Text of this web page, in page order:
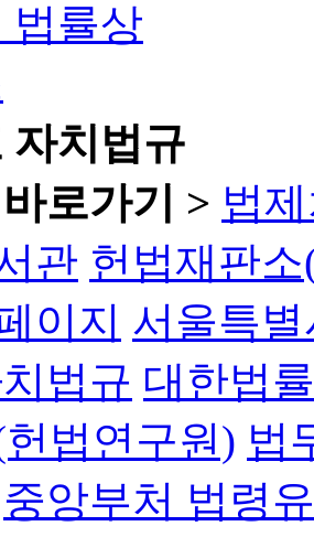
자치법규
로가기 > 법
관 헌법재판
이지 서울특
법규 대한법
법연구원) 법
중앙부처 법령